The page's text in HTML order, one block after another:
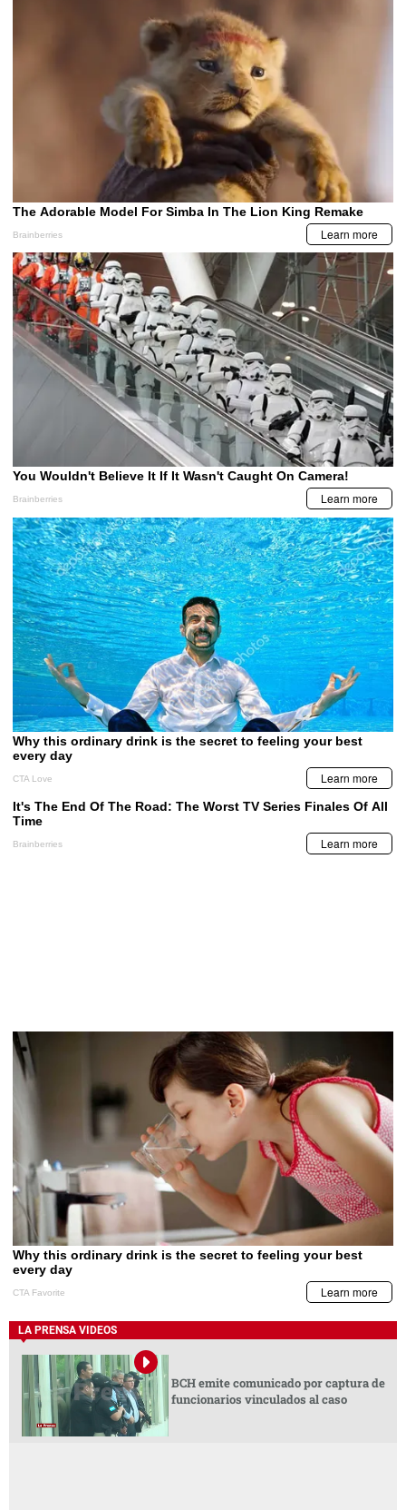
LA PRENSA VIDEOS
BCH emite comunicado por captura de
funcionarios vinculados al caso